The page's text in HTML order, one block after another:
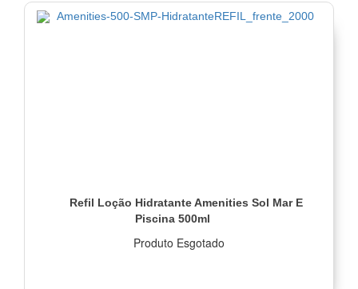
Refil Loção Hidratante Amenities Sol Mar E
Piscina 500ml
Produto Esgotado